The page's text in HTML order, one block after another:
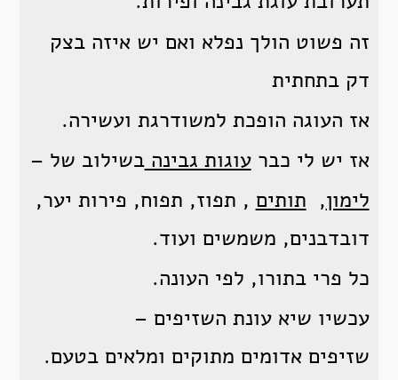
זה פשוט הולך נפלא ואם יש איזה בצק
דק בתחתית
אז העוגה הופכת למשודרגת ועשירה.
אז יש לי כברעוגות גבינהבשילוב של –
לימון, תותים , תפוז, תפוח, פירות יער,
דובדבנים, משמשים ועוד.
כל פרי בתורו, לפי העונה.
עכשיו שיא עונת השזיפים –
שזיפים אדומים מתוקים ומלאים בטעם.